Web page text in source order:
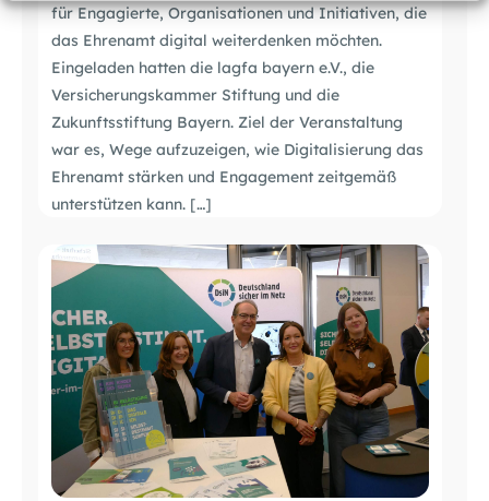
für Engagierte, Organisationen und Initiativen, die
das Ehrenamt digital weiterdenken möchten.
Eingeladen hatten die lagfa bayern e.V., die
Versicherungskammer Stiftung und die
Zukunftsstiftung Bayern. Ziel der Veranstaltung
war es, Wege aufzuzeigen, wie Digitalisierung das
Ehrenamt stärken und Engagement zeitgemäß
unterstützen kann. […]